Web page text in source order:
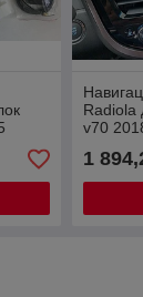
Radiola
v70
1